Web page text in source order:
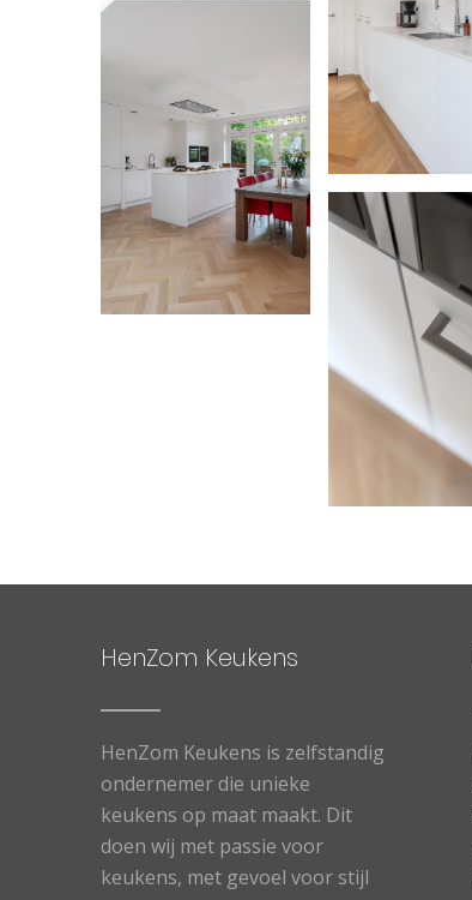
HenZom Keukens
HenZom Keukens is zelfstandig
ondernemer die unieke
keukens op maat maakt. Dit
doen wij met passie voor
keukens, met gevoel voor stijl